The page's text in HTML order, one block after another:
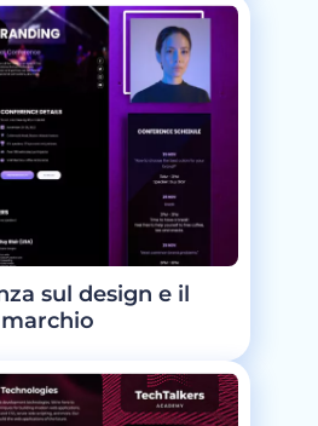
sul design e il
marchio